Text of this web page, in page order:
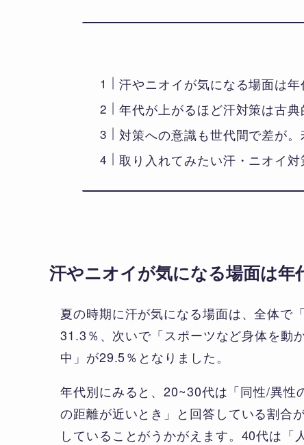
汗やニオイが気になる場面は
年代が上がるほど汗対策は古典
対策への意識も世代間で差が
取り入れてみたい汗・ニオイ
汗やニオイが気になる場面は年
夏の時期に汗が気になる場面は、全体で
31.3％、次いで「スポーツなど身体を動
中」が29.5％となりました。
年代別にみると、20~30代は「同性/異性
の距離が近いとき」と回答している割合
していることがうかがえます。40代は